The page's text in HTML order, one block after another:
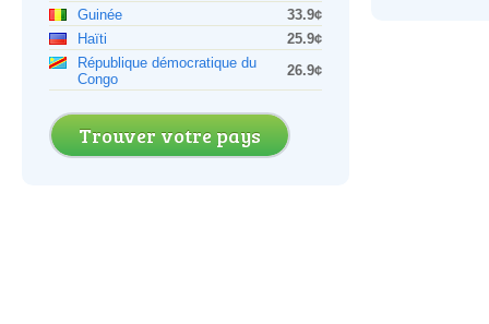
Guinée
33.9¢
Haïti
25.9¢
République démocratique du
Congo
26.9¢
Trouver votre pays